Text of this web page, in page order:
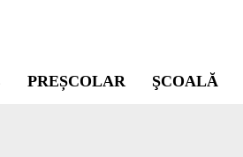
PREȘCOLAR ŞCOALĂ